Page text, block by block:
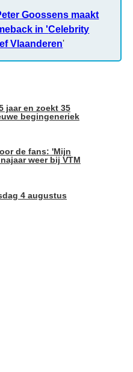
Goossens maakt
in 'Celebrity
Vlaanderen'
jaar en zoekt 35
begingeneriek
de fans: 'Mijn
weer bij VTM
4 augustus